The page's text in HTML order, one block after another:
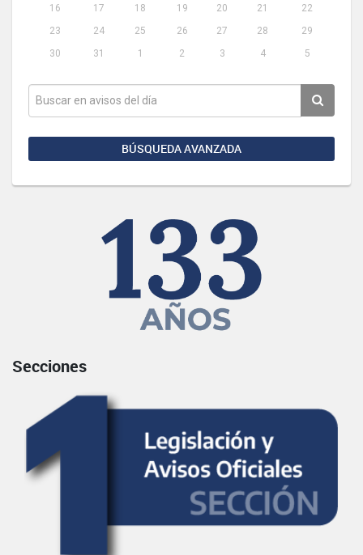
16
17 18 19 20 21
22
23
24 25 26 27 28
29
30
31 1 2 3 4 5
BÚSQUEDA AVANZADA
Secciones